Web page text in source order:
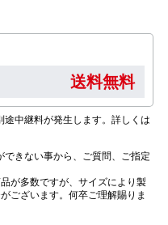
送料無料
中継料が発生します。詳しくは
きない事から、ご質問、ご指定
が多数ですが、サイズにより製
ございます。何卒ご理解賜りま